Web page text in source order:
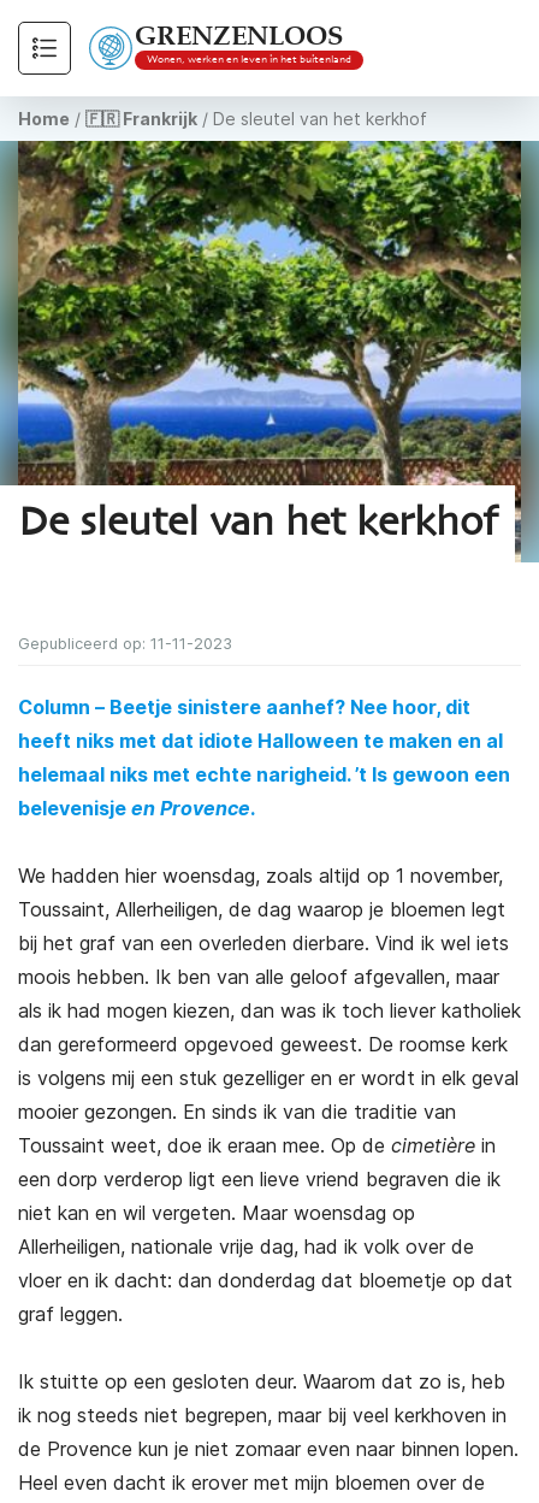
GRENZENLOOS
Wonen, werken en leven in het buitenland
Home / 🇫🇷 Frankrijk / De sleutel van het kerkhof
De sleutel van het kerkhof
Gepubliceerd op: 11-11-2023
Column – Beetje sinistere aanhef? Nee hoor, dit
heeft niks met dat idiote Halloween te maken en al
helemaal niks met echte narigheid. ’t Is gewoon een
belevenisje en Provence.
We hadden hier woensdag, zoals altijd op 1 november,
Toussaint, Allerheiligen, de dag waarop je bloemen legt
bij het graf van een overleden dierbare. Vind ik wel iets
moois hebben. Ik ben van alle geloof afgevallen, maar
als ik had mogen kiezen, dan was ik toch liever katholiek
dan gereformeerd opgevoed geweest. De roomse kerk
is volgens mij een stuk gezelliger en er wordt in elk geval
mooier gezongen. En sinds ik van die traditie van
Toussaint weet, doe ik eraan mee. Op de cimetière in
een dorp verderop ligt een lieve vriend begraven die ik
niet kan en wil vergeten. Maar woensdag op
Allerheiligen, nationale vrije dag, had ik volk over de
vloer en ik dacht: dan donderdag dat bloemetje op dat
graf leggen.
Ik stuitte op een gesloten deur. Waarom dat zo is, heb
ik nog steeds niet begrepen, maar bij veel kerkhoven in
de Provence kun je niet zomaar even naar binnen lopen.
Heel even dacht ik erover met mijn bloemen over de